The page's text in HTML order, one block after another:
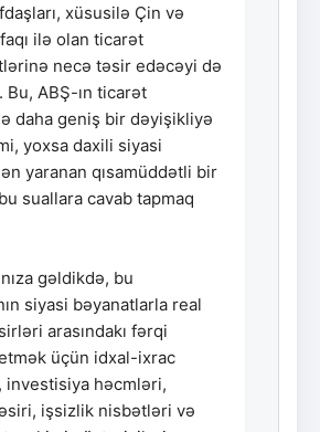
xüsusilə Çin və
ilə olan ticarət
necə təsir edəcəyi də
Bu, ABŞ-ın ticarət
daha geniş bir dəyişikliyə
yoxsa daxili siyasi
yaranan qısamüddətli bir
suallara cavab tapmaq
gəldikdə, bu
siyasi bəyanatlarla real
arasındakı fərqi
üçün idxal-ixrac
investisiya həcmləri,
işsizlik nisbətləri və